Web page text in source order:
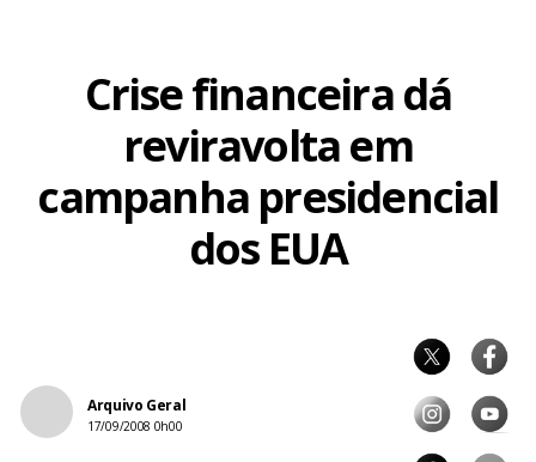
Crise financeira dá
reviravolta em
campanha presidencial
dos EUA
Arquivo Geral
17/09/2008 0h00